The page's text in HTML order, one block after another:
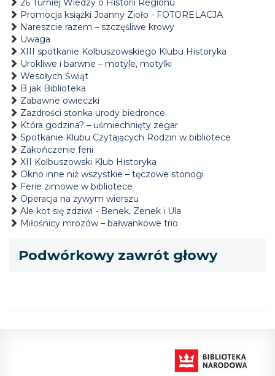
26 Turniej Wiedzy o Historii Regionu
Promocja książki Joanny Zioło - FOTORELACJA
Nareszcie razem – szczęśliwe krowy
Uwaga
XIII spotkanie Kolbuszowskiego Klubu Historyka
Urokliwe i barwne – motyle, motylki
Wesołych Świąt
B jak Biblioteka
Zabawne owieczki
Zazdrości stonka urody biedronce
Która godzina? – uśmiechnięty zegar
Spotkanie Klubu Czytających Rodzin w bibliotece
Zakończenie ferii
XII Kolbuszowski Klub Historyka
Okno inne niż wszystkie – tęczowe stonogi
Ferie zimowe w bibliotece
Operacja na żywym wierszu
Ale kot się zdziwi - Benek, Zenek i Ula
Miłośnicy mrozów – bałwankowe trio
Podwórkowy zawrót głowy